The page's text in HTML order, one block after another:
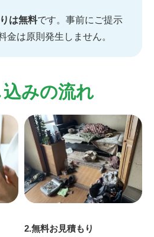
は無料です。事前にご提示
金は原則発生しません。
みの流れ
2.無料お見積もり